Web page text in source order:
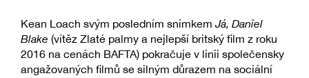
Kean Loach svým posledním snímkemJá, Daniel
Blake (vítěz Zlaté palmy a nejlepší britský film z roku
2016 na cenách BAFTA) pokračuje v linii společensky
angažovaných filmů se silným důrazem na sociální